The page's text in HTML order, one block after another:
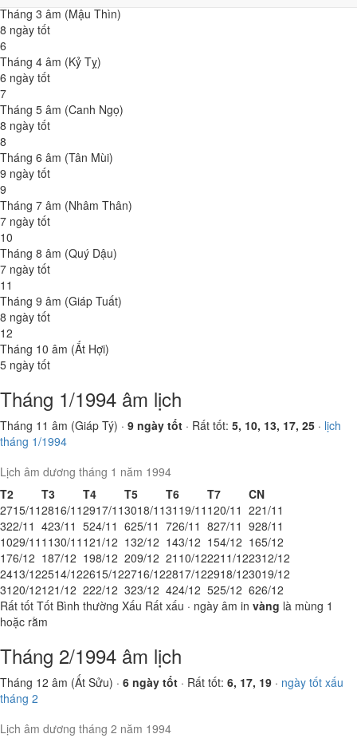
Tháng 3 âm (Mậu Thìn)
8 ngày tốt
6
Tháng 4 âm (Kỷ Tỵ)
6 ngày tốt
7
Tháng 5 âm (Canh Ngọ)
8 ngày tốt
8
Tháng 6 âm (Tân Mùi)
9 ngày tốt
9
Tháng 7 âm (Nhâm Thân)
7 ngày tốt
10
Tháng 8 âm (Quý Dậu)
7 ngày tốt
11
Tháng 9 âm (Giáp Tuất)
8 ngày tốt
12
Tháng 10 âm (Ất Hợi)
5 ngày tốt
Tháng 1/1994 âm lịch
Tháng 11 âm (Giáp Tý) · 9 ngày tốt · Rất tốt: 5, 10, 13, 17, 25 · lịch
tháng 1/1994
Lịch âm dương tháng 1 năm 1994
T2
T3 T4 T5 T6 T7
CN
2715/112816/112917/113018/1131 19/11 120/11 221/11
322/11 423/11 524/11 625/11 726/11 827/11 928/11
1029/11 1130/11 121/12 132/12 143/12 154/12 165/12
176/12 187/12 198/12 209/12 21 10/122211/122312/12
2413/122514/122615/122716/122817/122918/123019/12
3120/12121/12 222/12 323/12 424/12 525/12 626/12
Rất tốt Tốt Bình thường Xấu Rất xấu · ngày âm in vàng là mùng 1
hoặc rằm
Tháng 2/1994 âm lịch
Tháng 12 âm (Ất Sửu) · 6 ngày tốt · Rất tốt: 6, 17, 19 · ngày tốt xấu
tháng 2
Lịch âm dương tháng 2 năm 1994